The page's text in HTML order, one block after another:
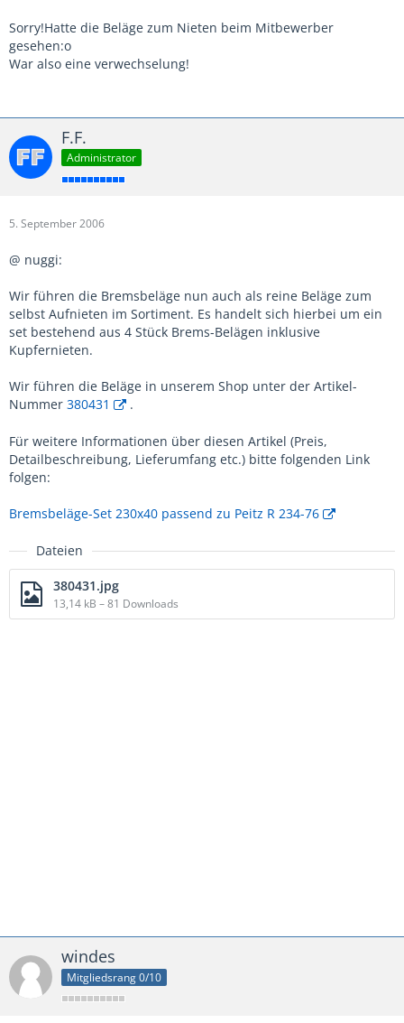
Sorry!Hatte die Beläge zum Nieten beim Mitbewerber
gesehen:o
War also eine verwechselung!
F.F.
Administrator
5. September 2006
@ nuggi:
Wir führen die Bremsbeläge nun auch als reine Beläge zum
selbst Aufnieten im Sortiment. Es handelt sich hierbei um ein
set bestehend aus 4 Stück Brems-Belägen inklusive
Kupfernieten.
Wir führen die Beläge in unserem Shop unter der Artikel-
Nummer 380431 .
Für weitere Informationen über diesen Artikel (Preis,
Detailbeschreibung, Lieferumfang etc.) bitte folgenden Link
folgen:
Bremsbeläge-Set 230x40 passend zu Peitz R 234-76
Dateien
380431.jpg
13,14 kB – 81 Downloads
windes
Mitgliedsrang 0/10